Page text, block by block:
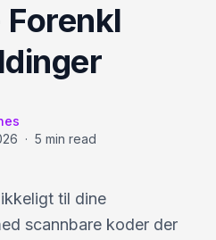
· 5 min read
til dine
scannbare koder der